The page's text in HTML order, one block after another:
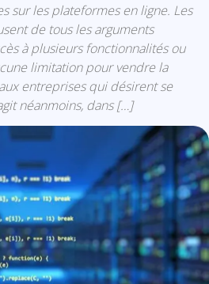
sur les plateformes en ligne. Les
de tous les arguments
à plusieurs fonctionnalités ou
limitation pour vendre la
entreprises qui désirent se
néanmoins, dans […]